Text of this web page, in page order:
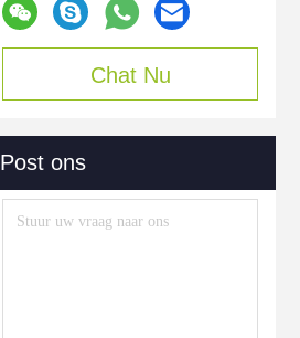
Chat Nu
Post ons